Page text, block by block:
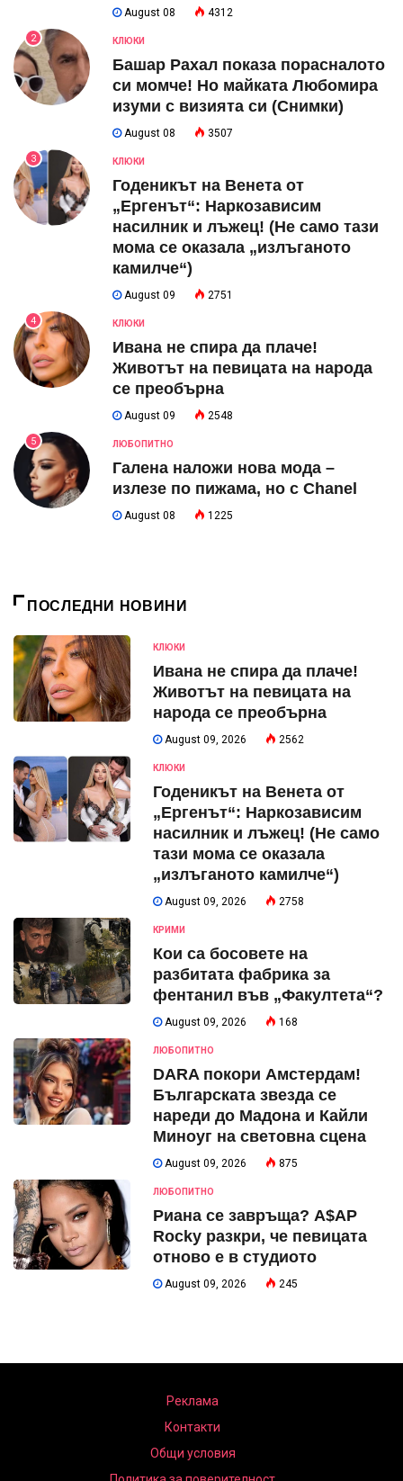
August 08 4312
2 КЛЮКИ
Башар Рахал показа порасналото
си момче! Но майката Любомира
изуми с визията си (Снимки)
August 08 3507
3 КЛЮКИ
Годеникът на Венета от
„Ергенът“: Наркозависим
насилник и лъжец! (Не само тази
мома се оказала „излъганото
камилче“)
August 09 2751
4 КЛЮКИ
Ивана не спира да плаче!
Животът на певицата на народа
се преобърна
August 09 2548
5 ЛЮБОПИТНО
Галена наложи нова мода –
излезе по пижама, но с Chanel
August 08 1225
ПОСЛЕДНИ НОВИНИ
КЛЮКИ
Ивана не спира да плаче!
Животът на певицата на
народа се преобърна
August 09, 2026 2562
КЛЮКИ
Годеникът на Венета от
„Ергенът“: Наркозависим
насилник и лъжец! (Не само
тази мома се оказала
„излъганото камилче“)
August 09, 2026 2758
КРИМИ
Кои са босовете на
разбитата фабрика за
фентанил във „Факултета“?
August 09, 2026 168
ЛЮБОПИТНО
DARA покори Амстердам!
Българската звезда се
нареди до Мадона и Кайли
Миноуг на световна сцена
August 09, 2026 875
ЛЮБОПИТНО
Риана се завръща? A$AP
Rocky разкри, че певицата
отново е в студиото
August 09, 2026 245
Реклама
Контакти
Общи условия